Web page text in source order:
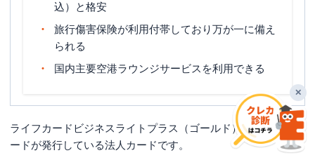
締め日・支払日
申し込み条件
込）と格安
旅行傷害保険が利用付帯しており万が一に備え
られる
国内主要空港ラウンジサービスを利用できる
ライフカードビジネスライトプラス（ゴールド）は、ライフカ
ードが発行している法人カードです。
✕